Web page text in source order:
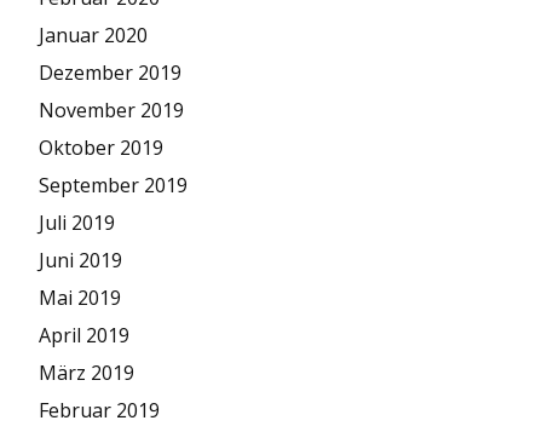
Januar 2020
Dezember 2019
November 2019
Oktober 2019
September 2019
Juli 2019
Juni 2019
Mai 2019
April 2019
März 2019
Februar 2019